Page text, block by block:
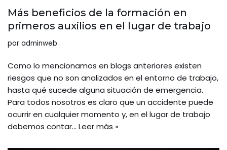
Más beneficios de la formación en
primeros auxilios en el lugar de trabajo
por adminweb
Como lo mencionamos en blogs anteriores existen
riesgos que no son analizados en el entorno de trabajo,
hasta qué sucede alguna situación de emergencia.
Para todos nosotros es claro que un accidente puede
ocurrir en cualquier momento y, en el lugar de trabajo
debemos contar… Leer más »